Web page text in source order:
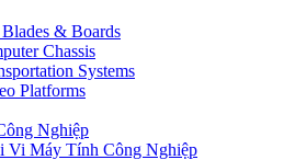
& Boards
Chassis
Systems
Platforms
Nghiệp
Vi Máy Tính Công Nghiệp